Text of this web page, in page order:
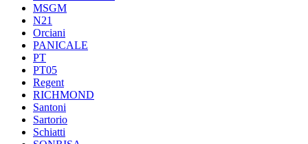
MSGM
N21
Orciani
PANICALE
PT
PT05
Regent
RICHMOND
Santoni
Sartorio
Schiatti